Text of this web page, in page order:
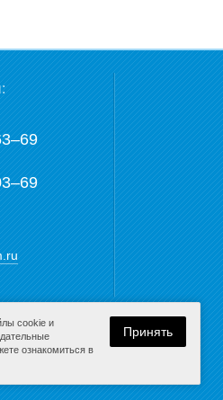
Разработка сайта:
cookie и
ознакомиться в
Принять